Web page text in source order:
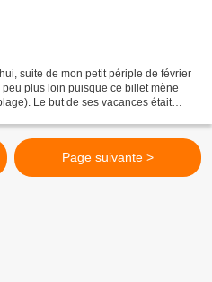
suite de mon petit périple de février
plus loin puisque ce billet mène
Le but de ses vacances était
Page suivante >